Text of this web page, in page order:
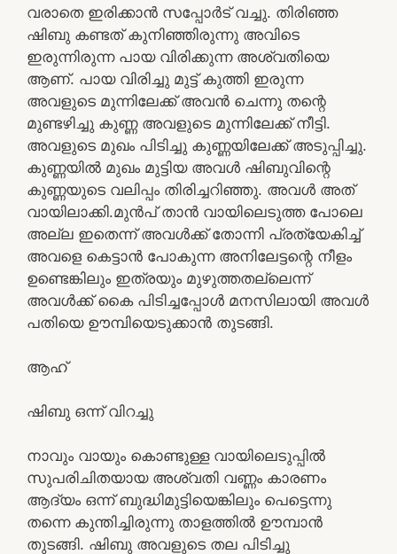
വരാതെ ഇരിക്കാൻ സപ്പോർട് വച്ചു. തിരിഞ്ഞ
ഷിബു കണ്ടത് കുനിഞ്ഞിരുന്നു അവിടെ
ഇരുന്നിരുന്ന പായ വിരിക്കുന്ന അശ്വതിയെ
ആണ്. പായ വിരിച്ചു മുട്ട് കുത്തി ഇരുന്ന
അവളുടെ മുന്നിലേക്ക് അവൻ ചെന്നു തന്റെ
മുണ്ടഴിച്ചു കുണ്ണ അവളുടെ മുന്നിലേക്ക് നീട്ടി.
അവളുടെ മുഖം പിടിച്ചു കുണ്ണയിലേക്ക് അടുപ്പിച്ചു.
കുണ്ണയിൽ മുഖം മുട്ടിയ അവൾ ഷിബുവിന്റെ
കുണ്ണയുടെ വലിപ്പം തിരിച്ചറിഞ്ഞു. അവൾ അത്
വായിലാക്കി.മുൻപ് താൻ വായിലെടുത്ത പോലെ
അല്ല ഇതെന്ന് അവൾക്ക് തോന്നി പ്രത്യേകിച്ച്
അവളെ കെട്ടാൻ പോകുന്ന അനിലേട്ടന്റെ നീളം
ഉണ്ടെങ്കിലും ഇത്രയും മുഴുത്തതല്ലെന്ന്
അവൾക്ക് കൈ പിടിച്ചപ്പോൾ മനസിലായി അവൾ
പതിയെ ഊമ്പിയെടുക്കാൻ തുടങ്ങി.
ആഹ്
ഷിബു ഒന്ന് വിറച്ചു
നാവും വായും കൊണ്ടുള്ള വായിലെടുപ്പിൽ
സുപരിചിതയായ അശ്വതി വണ്ണം കാരണം
ആദ്യം ഒന്ന് ബുദ്ധിമുട്ടിയെങ്കിലും പെട്ടെന്നു
തന്നെ കുന്തിച്ചിരുന്നു താളത്തിൽ ഊമ്പാൻ
തുടങ്ങി. ഷിബു അവളുടെ തല പിടിച്ചു